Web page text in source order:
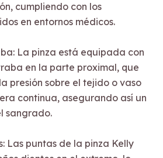
cumpliendo con los
en entornos médicos.
La pinza está equipada con
en la parte proximal, que
presión sobre el tejido o vaso
continua, asegurando así un
sangrado.
Las puntas de la pinza Kelly